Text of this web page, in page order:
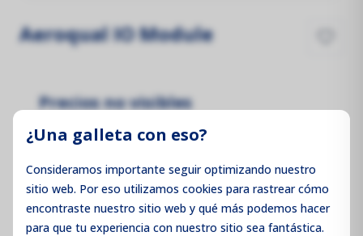
¿Una galleta con eso?
Consideramos importante seguir optimizando nuestro
sitio web. Por eso utilizamos cookies para rastrear cómo
encontraste nuestro sitio web y qué más podemos hacer
para que tu experiencia con nuestro sitio sea fantástica.
Aeroqual IO Module
Precios no visibles
Inicie sesión para ver los precios
Iniciar sesión / Registrarse